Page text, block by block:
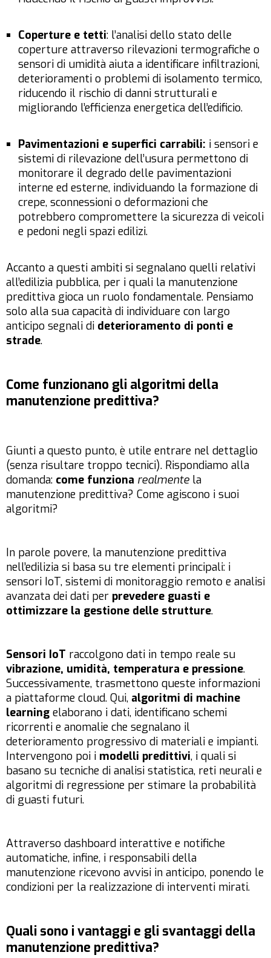
Coperture e tetti: l’analisi dello stato delle
coperture attraverso rilevazioni termografiche o
sensori di umidità aiuta a identificare infiltrazioni,
deterioramenti o problemi di isolamento termico,
riducendo il rischio di danni strutturali e
migliorando l’efficienza energetica dell’edificio.
Pavimentazioni e superfici carrabili: i sensori e
sistemi di rilevazione dell’usura permettono di
monitorare il degrado delle pavimentazioni
interne ed esterne, individuando la formazione di
crepe, sconnessioni o deformazioni che
potrebbero compromettere la sicurezza di veicoli
e pedoni negli spazi edilizi.
Accanto a questi ambiti si segnalano quelli relativi
all’edilizia pubblica, per i quali la manutenzione
predittiva gioca un ruolo fondamentale. Pensiamo
solo alla sua capacità di individuare con largo
anticipo segnali di deterioramento di ponti e
strade.
Come funzionano gli algoritmi della
manutenzione predittiva?
Giunti a questo punto, è utile entrare nel dettaglio
(senza risultare troppo tecnici). Rispondiamo alla
domanda: come funziona realmente la
manutenzione predittiva? Come agiscono i suoi
algoritmi?
In parole povere, la manutenzione predittiva
nell’edilizia si basa su tre elementi principali: i
sensori IoT, sistemi di monitoraggio remoto e analisi
avanzata dei dati per prevedere guasti e
ottimizzare la gestione delle strutture.
Sensori IoT raccolgono dati in tempo reale su
vibrazione, umidità, temperatura e pressione.
Successivamente, trasmettono queste informazioni
a piattaforme cloud. Qui, algoritmi di machine
learning elaborano i dati, identificano schemi
ricorrenti e anomalie che segnalano il
deterioramento progressivo di materiali e impianti.
Intervengono poi i modelli predittivi, i quali si
basano su tecniche di analisi statistica, reti neurali e
algoritmi di regressione per stimare la probabilità
di guasti futuri.
Attraverso dashboard interattive e notifiche
automatiche, infine, i responsabili della
manutenzione ricevono avvisi in anticipo, ponendo le
condizioni per la realizzazione di interventi mirati.
Quali sono i vantaggi e gli svantaggi della
manutenzione predittiva?